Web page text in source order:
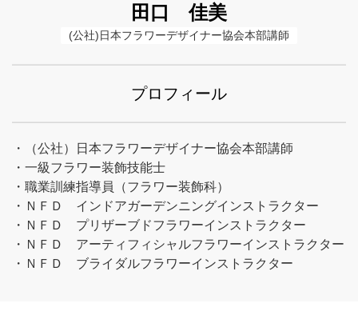
田口 佳美
(公社)日本フラワーデザイナー協会本部講師
プロフィール
・（公社）日本フラワーデザイナー協会本部講師
・一級フラワー装飾技能士
・職業訓練指導員（フラワー装飾科）
・ＮＦＤ インドアガーデンニングインストラクター
・ＮＦＤ プリザーブドフラワーインストラクター
・ＮＦＤ アーティフィシャルフラワーインストラクター
・ＮＦＤ ブライダルフラワーインストラクター